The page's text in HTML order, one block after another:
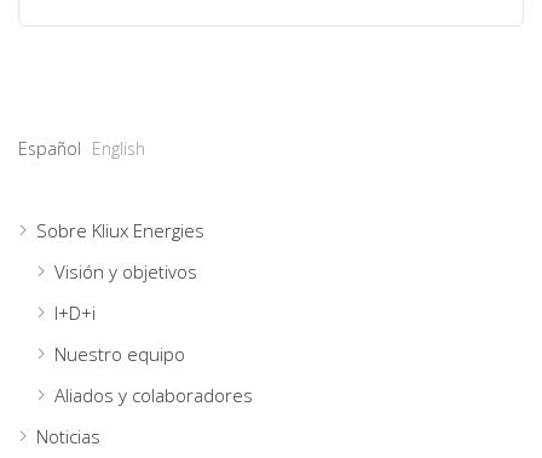
Español English
Sobre Kliux Energies
Visión y objetivos
I+D+i
Nuestro equipo
Aliados y colaboradores
Noticias